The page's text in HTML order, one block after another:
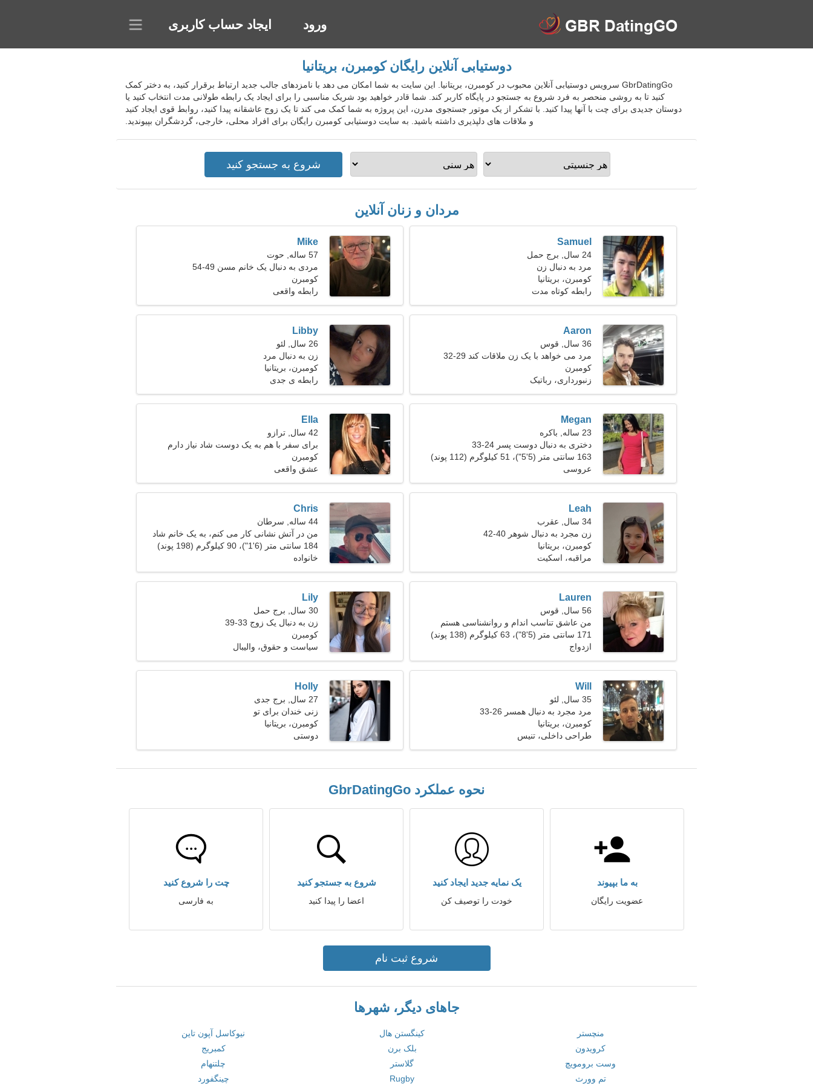
ورود ایجاد حساب کاربری
دوستیابی آنلاین رایگان کومبرن، بریتانیا
GbrDatingGo سرویس دوستیابی آنلاین محبوب در کومبرن، بریتانیا. این سایت به شما امکان می دهد با نامزدهای جالب جدید ارتباط برقرار کنید، به دختر کمک
کنید تا به روشی منحصر به فرد شروع به جستجو در پایگاه کاربر کند. شما قادر خواهید بود شریک مناسبی را برای ایجاد یک رابطه طولانی مدت انتخاب کنید یا
دوستان جدیدی برای چت با آنها پیدا کنید. با تشکر از یک موتور جستجوی مدرن، این پروژه به شما کمک می کند تا یک زوج عاشقانه پیدا کنید، روابط قوی ایجاد کنید
و ملاقات های دلپذیری داشته باشید. به سایت دوستیابی کومبرن رایگان برای افراد محلی، خارجی، گردشگران بپیوندید.
مردان و زنان آنلاین
Samuel
24 سال, برج حمل
مرد به دنبال زن
کومبرن، بریتانیا
رابطه کوتاه مدت
Mike
57 ساله, حوت
مردی به دنبال یک خانم مسن 49-54
کومبرن
رابطه واقعی
Aaron
36 سال, قوس
مرد می خواهد با یک زن ملاقات کند 29-32
کومبرن
زنبورداری، رباتیک
Libby
26 سال, لئو
زن به دنبال مرد
کومبرن، بریتانیا
رابطه ی جدی
Megan
23 ساله, باکره
دختری به دنبال دوست پسر 24-33
163 سانتی متر (5'5")، 51 کیلوگرم (112 پوند)
عروسی
Ella
42 سال, ترازو
برای سفر با هم به یک دوست شاد نیاز دارم
کومبرن
عشق واقعی
Leah
34 سال, عقرب
زن مجرد به دنبال شوهر 40-42
کومبرن، بریتانیا
مراقبه، اسکیت
Chris
44 ساله, سرطان
من در آتش نشانی کار می کنم، به یک خانم شاد
نیاز دارم
184 سانتی متر (6'1")، 90 کیلوگرم (198 پوند)
خانواده
Lauren
56 سال, قوس
من عاشق تناسب اندام و روانشناسی هستم
171 سانتی متر (5'8")، 63 کیلوگرم (138 پوند)
ازدواج
Lily
30 سال, برج حمل
زن به دنبال یک زوج 33-39
کومبرن
سیاست و حقوق، والیبال
Will
35 سال, لئو
مرد مجرد به دنبال همسر 26-33
کومبرن، بریتانیا
طراحی داخلی، تنیس
Holly
27 سال, برج جدی
زنی خندان برای تو
کومبرن، بریتانیا
دوستی
نحوه عملکرد GbrDatingGo
به ما بپیوند
عضویت رایگان
یک نمایه جدید ایجاد کنید
خودت را توصیف کن
شروع به جستجو کنید
اعضا را پیدا کنید
چت را شروع کنید
به فارسی
شروع ثبت نام
جاهای دیگر، شهرها
منچستر کینگستن هال
نیوکاسل آپون تاین
کرویدون
بلک برن
کمبریج
وست برومویچ
گلاستر
چلتنهام
تم وورث
Rugby چینگفورد